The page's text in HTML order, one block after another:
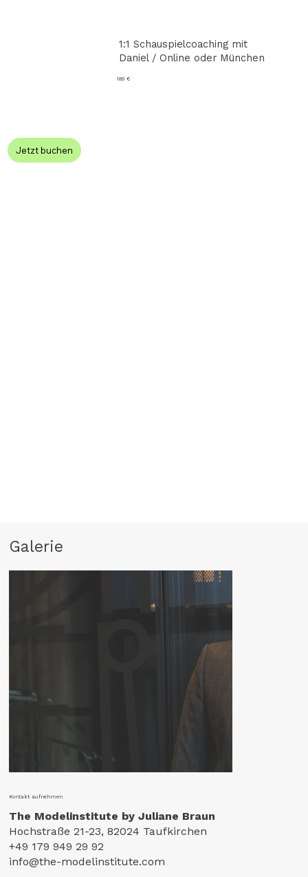
1:1 Schauspielcoaching mit
Daniel / Online oder München
189 €
Jetzt buchen
Galerie
Kontakt aufnehmen
The Modelinstitute by Juliane Braun
Hochstraße 21-23, 82024 Taufkirchen
+49 179 949 29 92
info@the-modelinstitute.com